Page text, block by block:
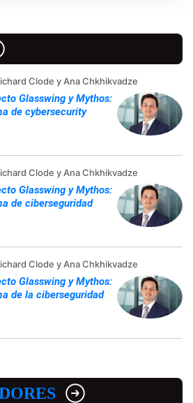
Clode y Ana Chkhikvadze
Glasswing y Mythos:
de cybersecurity
Clode y Ana Chkhikvadze
Glasswing y Mythos:
de ciberseguridad
Clode y Ana Chkhikvadze
Glasswing y Mythos:
de la ciberseguridad